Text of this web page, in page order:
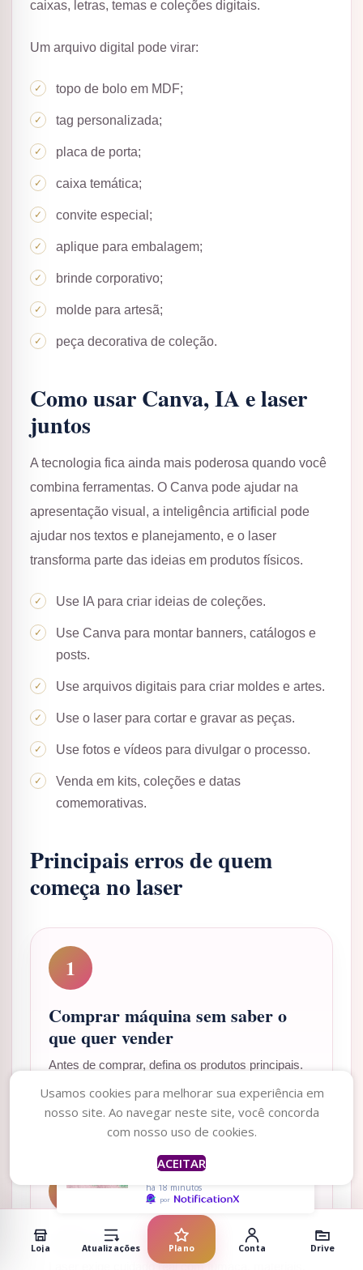
caixas, letras, temas e coleções digitais.
Um arquivo digital pode virar:
topo de bolo em MDF;
tag personalizada;
placa de porta;
caixa temática;
convite especial;
aplique para embalagem;
brinde corporativo;
molde para artesã;
peça decorativa de coleção.
Como usar Canva, IA e laser
juntos
A tecnologia fica ainda mais poderosa quando você
combina ferramentas. O Canva pode ajudar na
apresentação visual, a inteligência artificial pode
ajudar nos textos e planejamento, e o laser
transforma parte das ideias em produtos físicos.
Use IA para criar ideias de coleções.
Use Canva para montar banners, catálogos e
posts.
Use arquivos digitais para criar moldes e artes.
Use o laser para cortar e gravar as peças.
Use fotos e vídeos para divulgar o processo.
Venda em kits, coleções e datas
comemorativas.
Principais erros de quem
começa no laser
1
Comprar máquina sem saber o
que quer vender
Antes de comprar, defina os produtos principais.
Máquina para gravar caneta metálica não é a
mesma escolha ideal para cortar caixas em MDF.
2
Ignorar segurança
Laser exige cuidado real com fumaça, materiais,
Usamos cookies para melhorar sua experiência em
nosso site. Ao navegar neste site, você concorda
com nosso uso de cookies.
ACEITAR
Loja Atualizações Plano Conta Drive
Caroline acabou de
comprar
Tudo Posso Naquele
Que Me Fortalece
há 18 minutos
por